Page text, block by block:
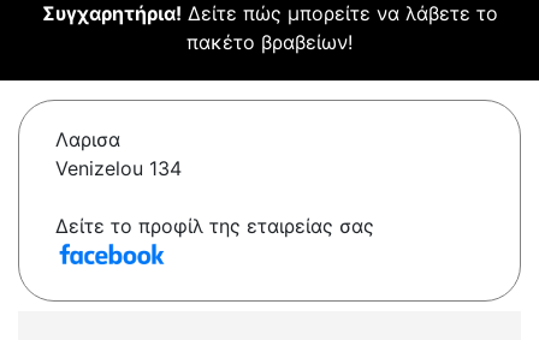
Συγχαρητήρια! Δείτε πώς μπορείτε να λάβετε το
πακέτο βραβείων!
Λαρισα
Venizelou 134
Δείτε το προφίλ της εταιρείας σας